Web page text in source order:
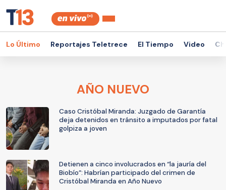
Lo Último Reportajes Teletrece El Tiempo Video
AÑO NUEVO
Caso Cristóbal Miranda: Juzgado de Garantía
deja detenidos en tránsito a imputados por fatal
golpiza a joven
Detienen a cinco involucrados en “la jauría del
Biobío”: Habrían participado del crimen de
Cristóbal Miranda en Año Nuevo